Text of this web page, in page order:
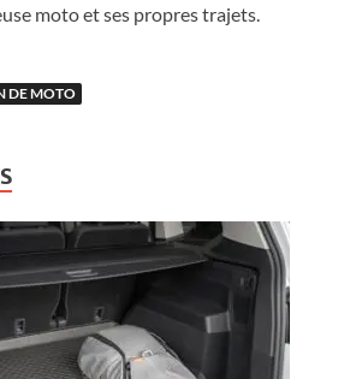
moto et ses propres trajets.
DE MOTO